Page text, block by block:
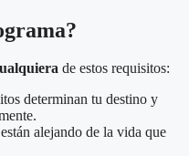
de estos requisitos:
determinan tu destino y
alejando de la vida que